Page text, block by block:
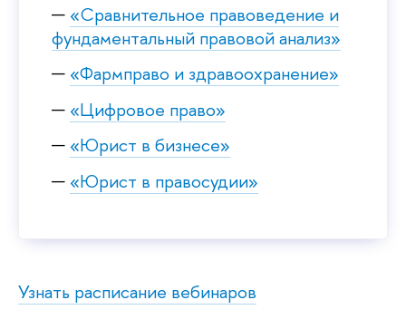
«Сравнительное правоведение и
фундаментальный правовой анализ»
«Фармправо и здравоохранение»
«Цифровое право»
«Юрист в бизнесе»
«Юрист в правосудии»
Узнать расписание вебинаров